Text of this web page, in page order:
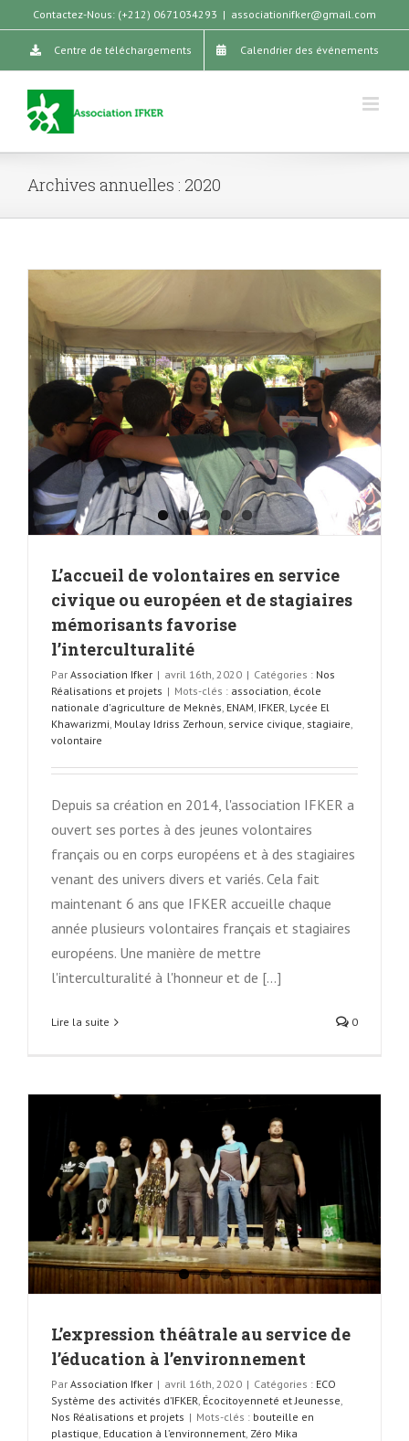
to
content
Contactez-Nous: (+212) 0671034293 | associationifker@gmail.com
Centre de téléchargements Calendrier des événements
Archives annuelles : 2020
L’accueil de volontaires en service
civique ou européen et de stagiaires
mémorisants favorise
l’interculturalité
Par Association Ifker | avril 16th, 2020 | Catégories : Nos
Réalisations et projets | Mots-clés : association école
nationale d'agriculture de Meknès ENAM IFKER Lycée El
Khawarizmi Moulay Idriss Zerhoun service civique stagiaire
volontaire
Depuis sa création en 2014, l'association IFKER a
ouvert ses portes à des jeunes volontaires
français ou en corps européens et à des stagiaires
venant des univers divers et variés. Cela fait
maintenant 6 ans que IFKER accueille chaque
année plusieurs volontaires français et stagiaires
européens. Une manière de mettre
l'interculturalité à l'honneur et de [...]
Lire la suite 0
L’expression théâtrale au service de
l’éducation à l’environnement
Par Association Ifker | avril 16th, 2020 | Catégories : ECO
Système des activités d’IFKER Écocitoyenneté et Jeunesse
Nos Réalisations et projets | Mots-clés : bouteille en
plastique Education à l’environnement Zéro Mika